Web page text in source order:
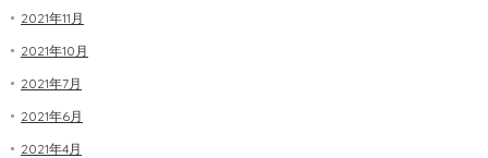
2021年11月
2021年10月
2021年7月
2021年6月
2021年4月